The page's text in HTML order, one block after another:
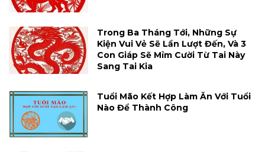
Trong Ba Tháng Tới, Những Sự
Kiện Vui Vẻ Sẽ Lần Lượt Đến, Và 3
Con Giáp Sẽ Mỉm Cười Từ Tai Này
Sang Tai Kia
Tuổi Mão Kết Hợp Làm Ăn Với Tuổi
Nào Để Thành Công